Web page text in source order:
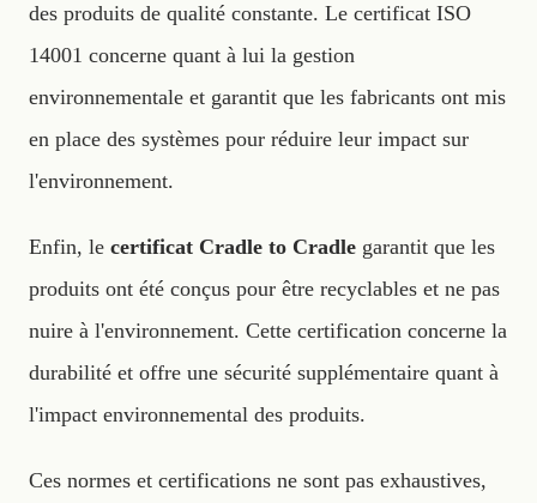
des produits de qualité constante. Le certificat ISO
14001 concerne quant à lui la gestion
environnementale et garantit que les fabricants ont mis
en place des systèmes pour réduire leur impact sur
l'environnement.
Enfin, le certificat Cradle to Cradle garantit que les
produits ont été conçus pour être recyclables et ne pas
nuire à l'environnement. Cette certification concerne la
durabilité et offre une sécurité supplémentaire quant à
l'impact environnemental des produits.
Ces normes et certifications ne sont pas exhaustives,